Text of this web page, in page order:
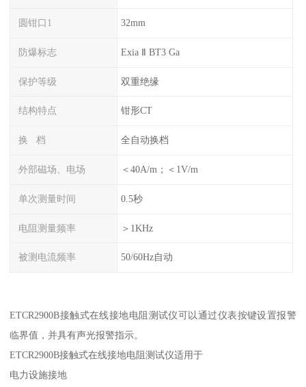
圆钳口1 32mm
防爆标志 Exia Ⅱ BT3 Ga
保护等级 双重绝缘
结构特点 钳形CT
换 档 全自动换档
外部磁场、电场 ＜40A/m；＜1V/m
单次测量时间 0.5秒
电阻测量频率 ＞1KHz
被测电流频率 50/60Hz自动
ETCR2900B接触式在线接地电阻测试仪可以通过仪表按键设置报警
临界值，并具有声光报警指示。
ETCR2900B接触式在线接地电阻测试仪适用于
电力设施接地